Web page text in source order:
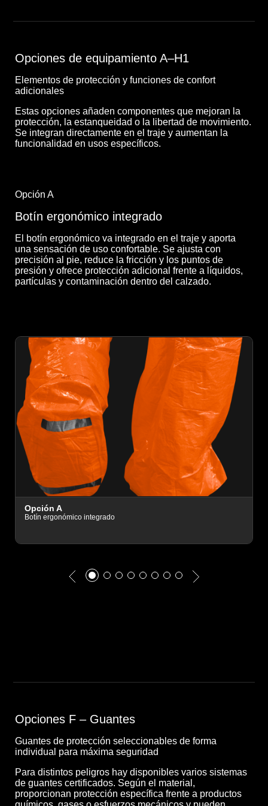
Opciones de equipamiento A–H1
Elementos de protección y funciones de confort
adicionales
Estas opciones añaden componentes que mejoran la
protección, la estanqueidad o la libertad de movimiento.
Se integran directamente en el traje y aumentan la
funcionalidad en usos específicos.
Opción A
Botín ergonómico integrado
El botín ergonómico va integrado en el traje y aporta
una sensación de uso confortable. Se ajusta con
precisión al pie, reduce la fricción y los puntos de
presión y ofrece protección adicional frente a líquidos,
partículas y contaminación dentro del calzado.
Opción A
Botín ergonómico integrado
Opciones F – Guantes
Guantes de protección seleccionables de forma
individual para máxima seguridad
Para distintos peligros hay disponibles varios sistemas
de guantes certificados. Según el material,
proporcionan protección específica frente a productos